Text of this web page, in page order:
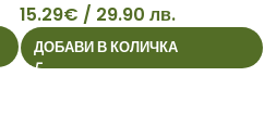
15
15.29€ / 29.90 лв.
ДОБАВИ В КОЛИЧКА